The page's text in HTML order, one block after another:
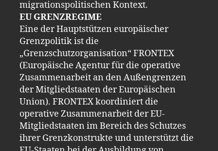
migrationspolitischen Kontext.
EU GRENZREGIME
Eine der Hauptstützen europäischer
Grenzpolitik ist die
„Grenzschutzorganisation“ FRONTEX
(Europäische Agentur für die operative
Zusammenarbeit an den Außengrenzen
der Mitgliedstaaten der Europäischen
Union). FRONTEX koordiniert die
operative Zusammenarbeit der EU-
Mitgliedstaaten im Bereich des Schutzes
ihrer Grenzkonstrukte und unterstützt die